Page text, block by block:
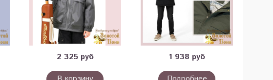
2 325 руб
1 938 руб